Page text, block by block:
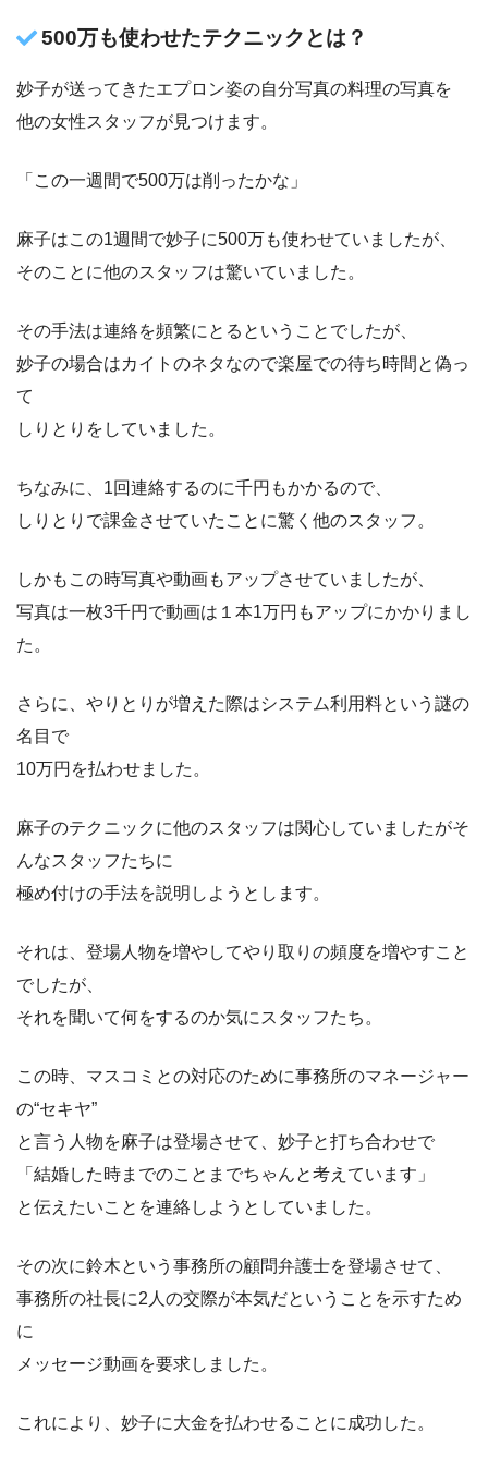
500万も使わせたテクニックとは？
妙子が送ってきたエプロン姿の自分写真の料理の写真を
他の女性スタッフが見つけます。
「この一週間で500万は削ったかな」
麻子はこの1週間で妙子に500万も使わせていましたが、
そのことに他のスタッフは驚いていました。
その手法は連絡を頻繁にとるということでしたが、
妙子の場合はカイトのネタなので楽屋での待ち時間と偽っ
て
しりとりをしていました。
ちなみに、1回連絡するのに千円もかかるので、
しりとりで課金させていたことに驚く他のスタッフ。
しかもこの時写真や動画もアップさせていましたが、
写真は一枚3千円で動画は１本1万円もアップにかかりまし
た。
さらに、やりとりが増えた際はシステム利用料という謎の
名目で
10万円を払わせました。
麻子のテクニックに他のスタッフは関心していましたがそ
んなスタッフたちに
極め付けの手法を説明しようとします。
それは、登場人物を増やしてやり取りの頻度を増やすこと
でしたが、
それを聞いて何をするのか気にスタッフたち。
この時、マスコミとの対応のために事務所のマネージャー
の“セキヤ”
と言う人物を麻子は登場させて、妙子と打ち合わせで
「結婚した時までのことまでちゃんと考えています」
と伝えたいことを連絡しようとしていました。
その次に鈴木という事務所の顧問弁護士を登場させて、
事務所の社長に2人の交際が本気だということを示すため
に
メッセージ動画を要求しました。
これにより、妙子に大金を払わせることに成功した。